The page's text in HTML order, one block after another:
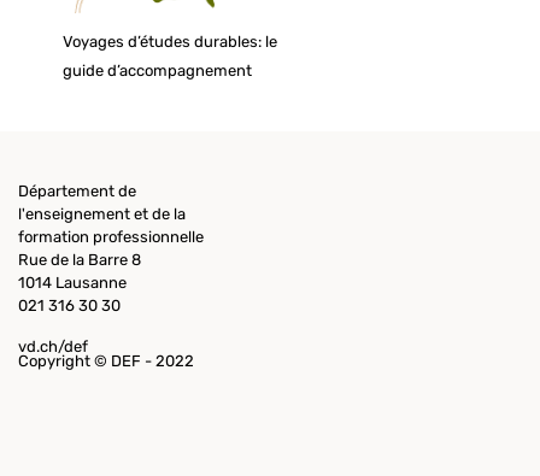
Voyages d’études durables: le
guide d’accompagnement
Département de
l'enseignement et de la
formation professionnelle
Rue de la Barre 8
1014 Lausanne
021 316 30 30
vd.ch/def
Copyright © DEF - 2022